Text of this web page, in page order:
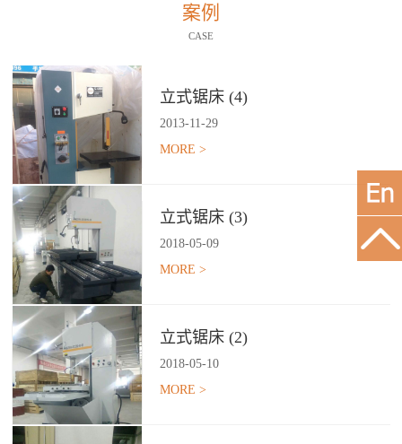
案例
CASE
立式锯床 (4)
2013-11 -29
MORE >
立式锯床 (3)
2018-05-09
MORE >
立式锯床 (2)
2018-05-10
MORE >